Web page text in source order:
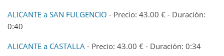
ALICANTE a SAN FULGENCIO - Precio: 43.00 € - Duración:
0:40
ALICANTE a CASTALLA - Precio: 43.00 € - Duración: 0:34